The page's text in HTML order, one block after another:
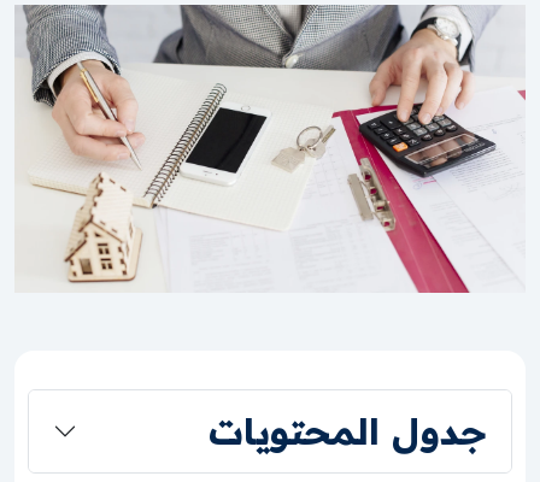
جدول المحتويات